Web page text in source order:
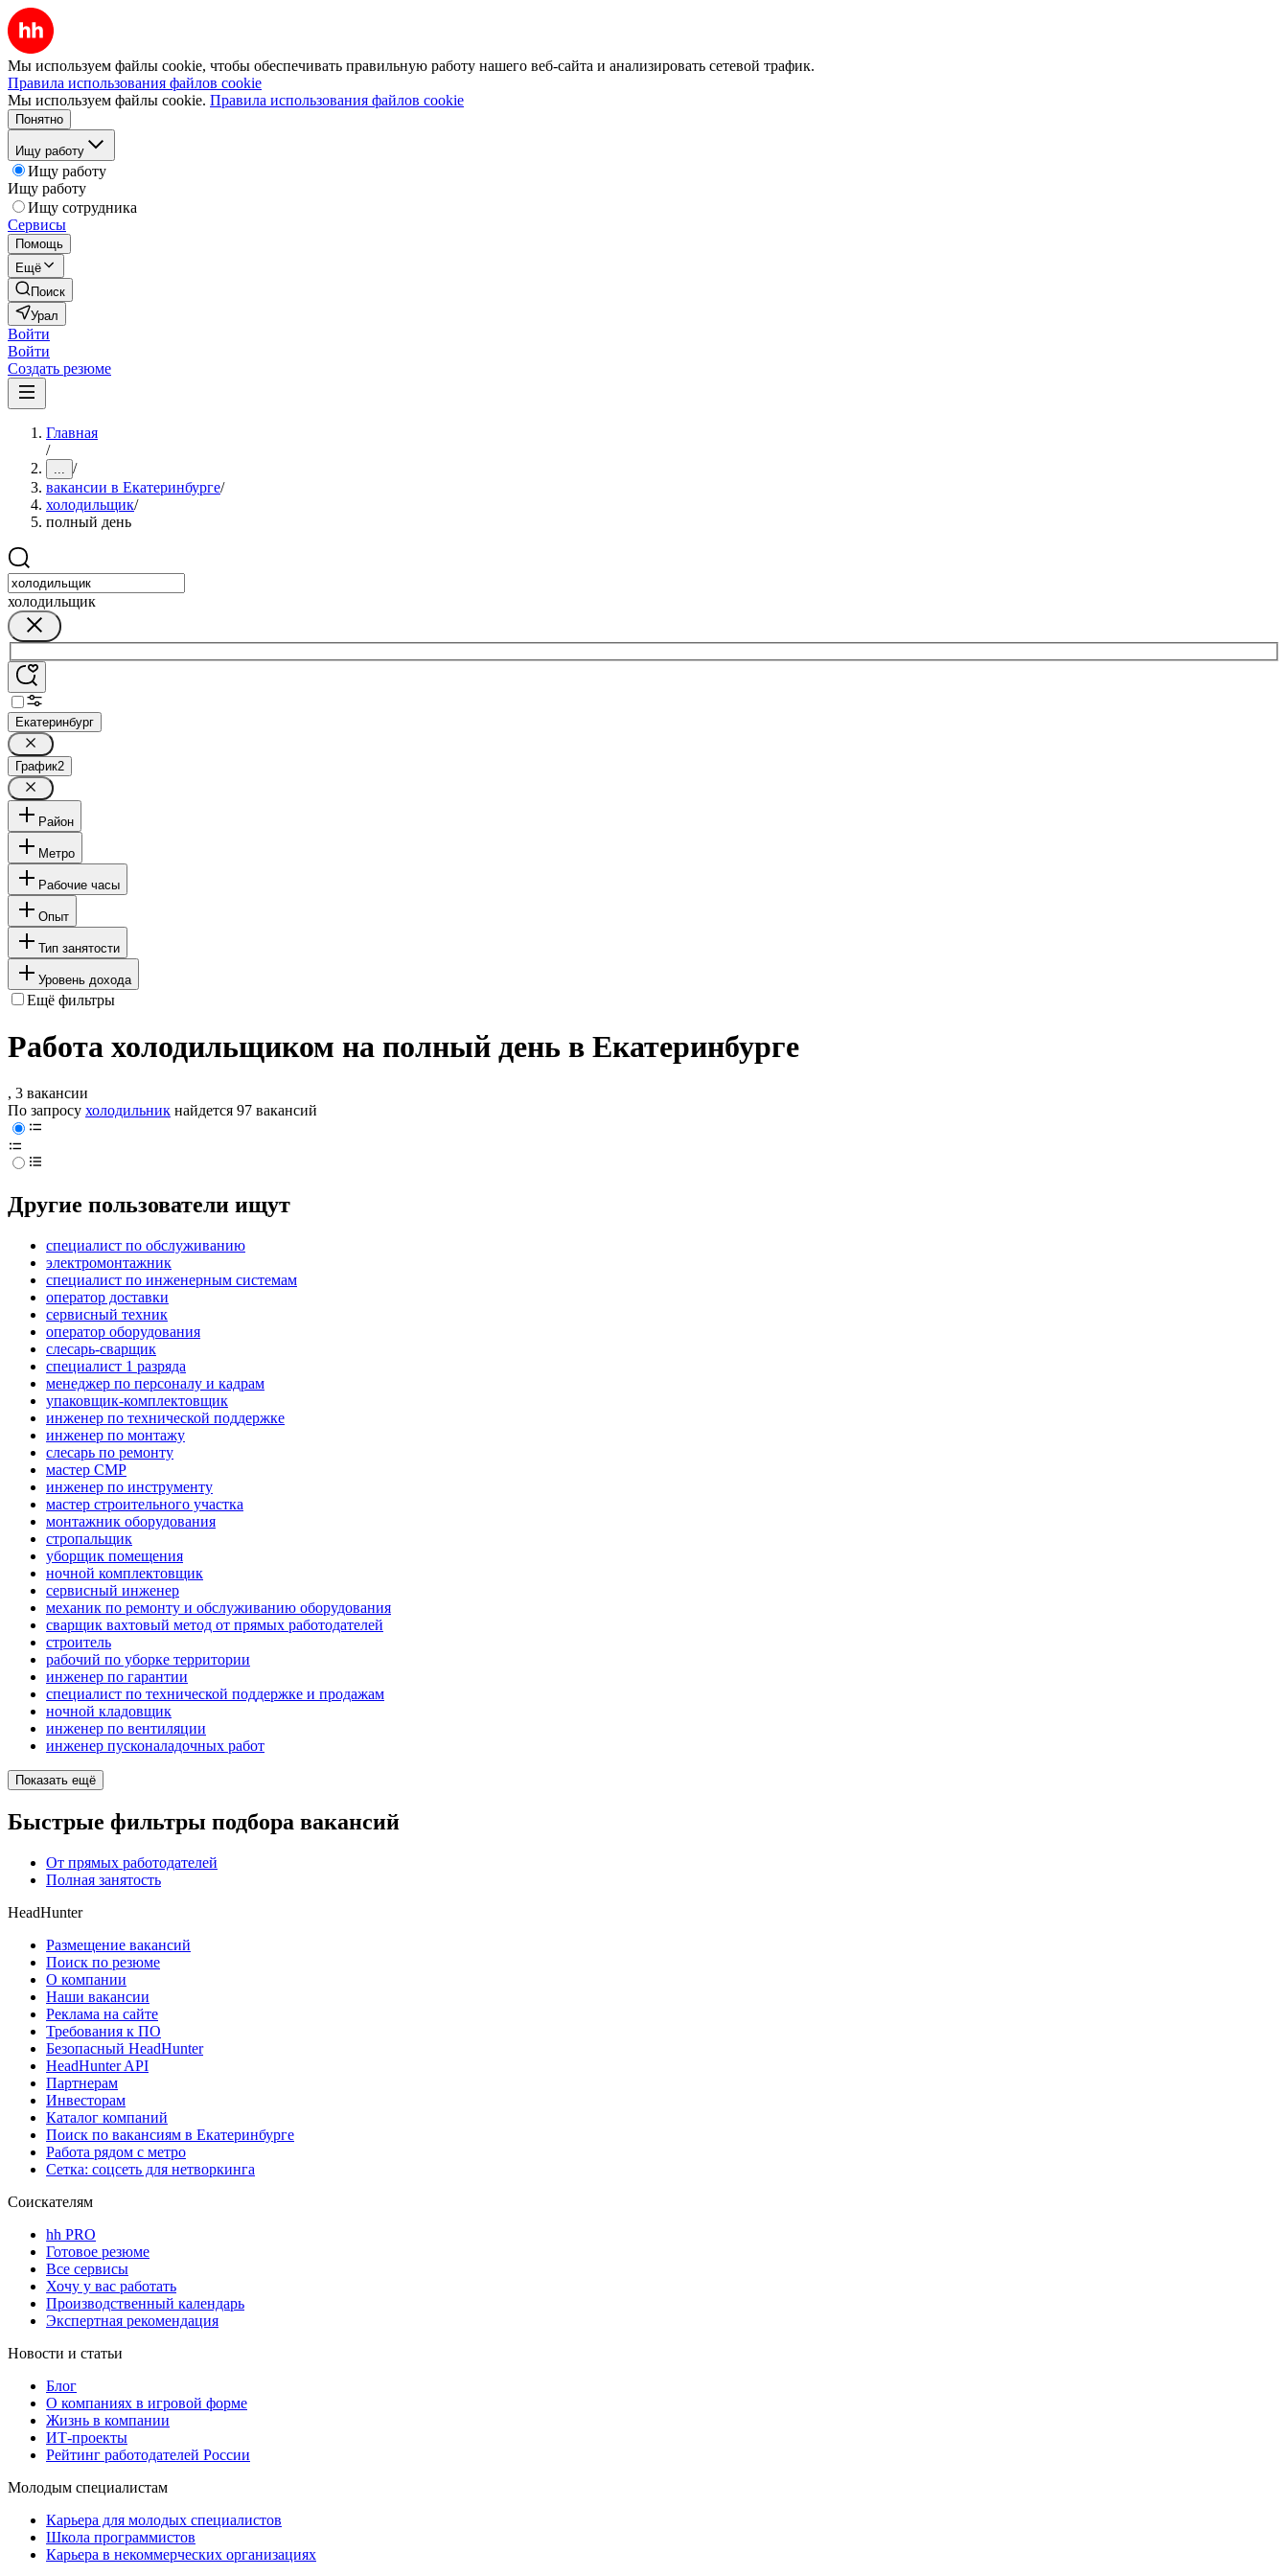
Мы используем файлы cookie, чтобы обеспечивать правильную работу нашего веб-сайта и анализировать сетевой трафик.
Правила использования файлов cookie
Мы используем файлы cookie. Правила использования файлов cookie
Понятно
Ищу работу
Ищу работу
Ищу работу
Ищу сотрудника
Сервисы
Помощь
Ещё
Поиск
Урал
Войти
Войти
Создать резюме
Главная
/
... /
вакансии в Екатеринбурге/
холодильщик/
полный день
холодильщик
Екатеринбург
График2
Район
Метро
Рабочие часы
Опыт
Тип занятости
Уровень дохода
Ещё фильтры
Работа холодильщиком на полный день в Екатеринбурге
, 3 вакансии
По запросу холодильник найдется 97 вакансий
Другие пользователи ищут
специалист по обслуживанию
электромонтажник
специалист по инженерным системам
оператор доставки
сервисный техник
оператор оборудования
слесарь-сварщик
специалист 1 разряда
менеджер по персоналу и кадрам
упаковщик-комплектовщик
инженер по технической поддержке
инженер по монтажу
слесарь по ремонту
мастер СМР
инженер по инструменту
мастер строительного участка
монтажник оборудования
стропальщик
уборщик помещения
ночной комплектовщик
сервисный инженер
механик по ремонту и обслуживанию оборудования
сварщик вахтовый метод от прямых работодателей
строитель
рабочий по уборке территории
инженер по гарантии
специалист по технической поддержке и продажам
ночной кладовщик
инженер по вентиляции
инженер пусконаладочных работ
Показать ещё
Быстрые фильтры подбора вакансий
От прямых работодателей
Полная занятость
HeadHunter
Размещение вакансий
Поиск по резюме
О компании
Наши вакансии
Реклама на сайте
Требования к ПО
Безопасный HeadHunter
HeadHunter API
Партнерам
Инвесторам
Каталог компаний
Поиск по вакансиям в Екатеринбурге
Работа рядом с метро
Сетка: соцсеть для нетворкинга
Соискателям
hh PRO
Готовое резюме
Все сервисы
Хочу у вас работать
Производственный календарь
Экспертная рекомендация
Новости и статьи
Блог
О компаниях в игровой форме
Жизнь в компании
ИТ-проекты
Рейтинг работодателей России
Молодым специалистам
Карьера для молодых специалистов
Школа программистов
Карьера в некоммерческих организациях